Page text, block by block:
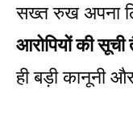
सख्त रुख अपना
आरोपियों की सूची
ही बड़ी कानूनी